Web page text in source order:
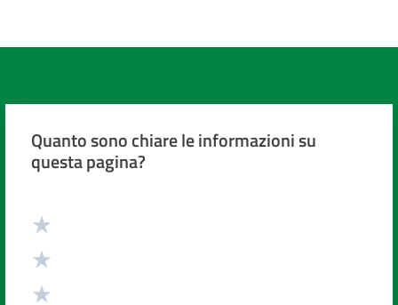
Quanto sono chiare le informazioni su
questa pagina?